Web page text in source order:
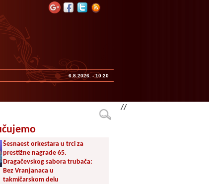
6.8.2026. - 10:20
Šesnaest orkestara u trci za
prestižne nagrade 65.
Dragačevskog sabora trubača:
Bez Vranjanaca u
takmičarskom delu
//